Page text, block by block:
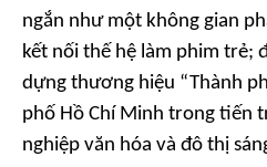
ngắn như một không gian
kết nối thế hệ làm phim trẻ;
dựng thương hiệu “Thành
phố Hồ Chí Minh trong tiến
nghiệp văn hóa và đô thị